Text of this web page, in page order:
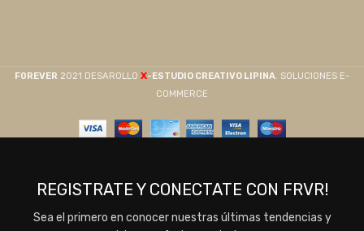
F0REVER 2021 DESAROLLO X-ESTUDIO CREATIVO LIPINA. SOLUCIONES E-
COMMERCE
REGISTRATE Y CONECTATE CON FRVR!
Sea el primero en conocer nuestras últimas tendencias y